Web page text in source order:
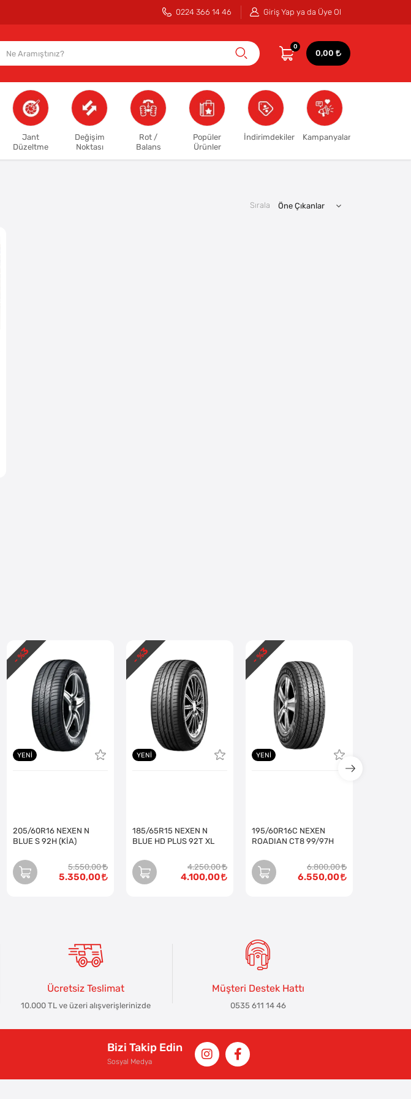
0224 366 14 46 Giriş Yap ya da Üye Ol
0
0,00
Jant
Düzeltme
Değişim
Noktası
Rot /
Balans
Popüler
Ürünler
İndirimdekiler Kampanyalar
Sırala
YENI
205/60R16 NEXEN N
BLUE S 92H (KİA)
5.550,00
5.350,00
- %
3
YENI
185/65R15 NEXEN N
BLUE HD PLUS 92T XL
4.250,00
4.100,00
- %
3
YENI
195/60R16C NEXEN
ROADIAN CT8 99/97H
6.800,00
6.550,00
- %
3
Ücretsiz Teslimat
10.000 TL ve üzeri alışverişlerinizde
Müşteri Destek Hattı
0535 611 14 46
Bizi Takip Edin
Sosyal Medya